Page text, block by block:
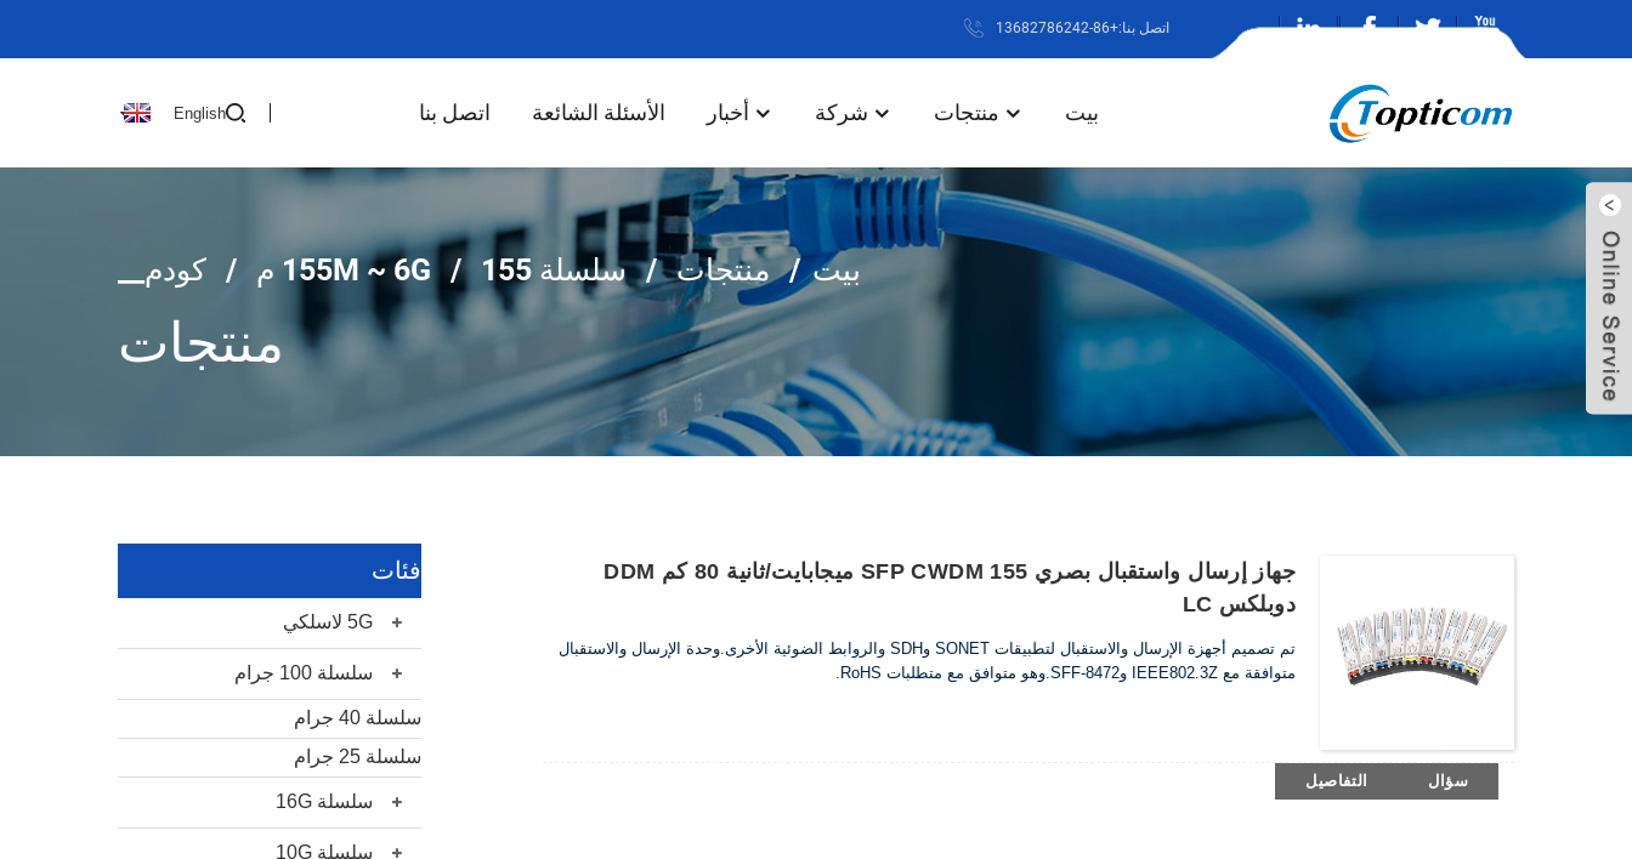
اتصل بنا:+86-13682786242
بيت منتجات شركة أخبار الأسئلة الشائعة اتصل بنا English
بيت منتجات سلسلة 155M ~ 6G 155 م كودم__
منتجات
فئات
5G لاسلكي
سلسلة 100 جرام
سلسلة 40 جرام
سلسلة 25 جرام
سلسلة 16G
سلسلة 10G
جهاز إرسال واستقبال بصري SFP CWDM 155 ميجابايت/ثانية 80 كم DDM
دوبلكس LC
تم تصميم أجهزة الإرسال والاستقبال لتطبيقات SONET وSDH والروابط الضوئية الأخرى.وحدة الإرسال والاستقبال
متوافقة مع IEEE802.3Z وSFF-8472.وهو متوافق مع متطلبات RoHS.
سؤال التفاصيل
ارسل بريد
الكتروني
الين